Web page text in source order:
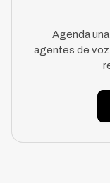
Agenda
agentes de voz